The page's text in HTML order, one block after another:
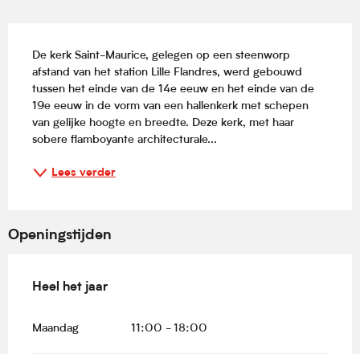
De kerk Saint-Maurice, gelegen op een steenworp
afstand van het station Lille Flandres, werd gebouwd
tussen het einde van de 14e eeuw en het einde van de
19e eeuw in de vorm van een hallenkerk met schepen
van gelijke hoogte en breedte. Deze kerk, met haar
sobere flamboyante architecturale...
Lees verder
Openingstijden
Heel het jaar
Heel het jaar
Maandag 11:00 - 18:00